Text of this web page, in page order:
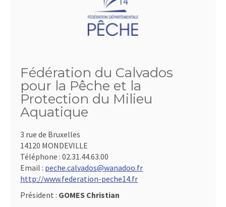
Fédération du Calvados
pour la Pêche et la
Protection du Milieu
Aquatique
3 rue de Bruxelles
14120 MONDEVILLE
Téléphone : 02.31.44.63.00
Email : peche.calvados@wanadoo.fr
http://www.federation-peche14.fr
Président : GOMES Christian